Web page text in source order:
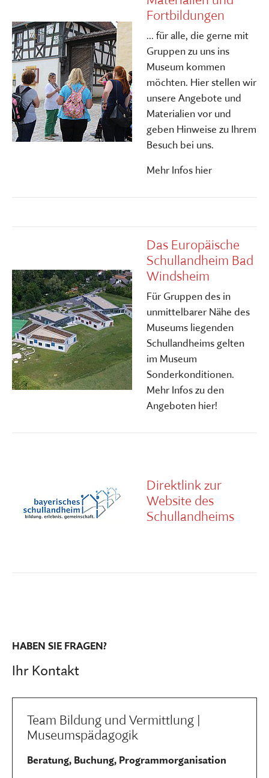
Fortbildungen
... für alle, die gerne mit
Gruppen zu uns ins
Museum kommen
möchten. Hier stellen wir
unsere Angebote und
Materialien vor und
geben Hinweise zu Ihrem
Besuch bei uns.
Mehr Infos hier
Das Europäische
Schullandheim Bad
Windsheim
Für Gruppen des in
unmittelbarer Nähe des
Museums liegenden
Schullandheims gelten
im Museum
Sonderkonditionen.
Mehr Infos zu den
Angeboten hier!
Direktlink zur
Website des
Schullandheims
Ihr Kontakt
HABEN SIE FRAGEN?
Team Bildung und Vermittlung |
Museumspädagogik
Beratung, Buchung, Programmorganisation